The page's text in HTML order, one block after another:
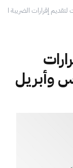
إقرارات الضريبة
وأبريل